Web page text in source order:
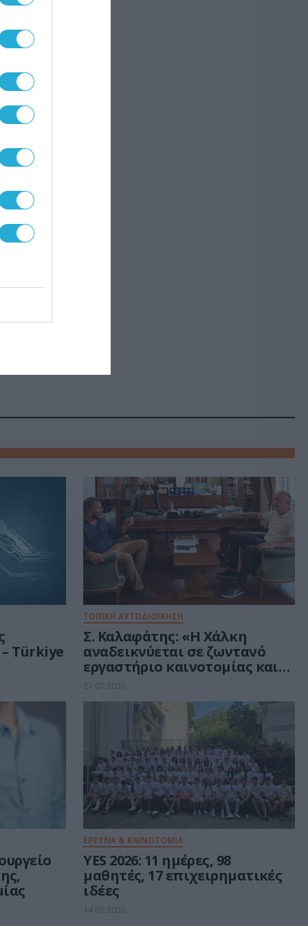
– Türkiye
ΤΟΠΙΚΗ ΑΥΤΟΔΙΟΙΚΗΣΗ
Σ. Καλαφάτης: «H Χάλκη
αναδεικνύεται σε ζωντανό
εργαστήριο καινοτομίας και
βιώσιμης ανάπτυξης»
27.07.2026
ΕΡΕΥΝΑ & ΚΑΙΝΟΤΟΜΙΑ
YES 2026: 11 ημέρες, 98
μαθητές, 17 επιχειρηματικές
ιδέες
14.07.2026